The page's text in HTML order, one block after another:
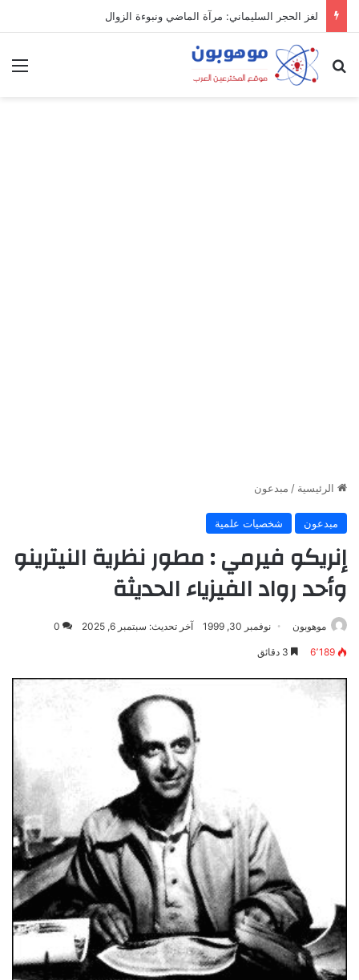
لغز الحجر السليماني: مرآة الماضي ونبوءة الزوال
بحث عن
الرئيسية / مبدعون
مبدعون شخصيات علمية
إنريكو فيرمي : مطور نظرية النيترينو
وأحد رواد الفيزياء الحديثة
موهوبون نوفمبر 30, 1999 آخر تحديث: سبتمبر 6, 2025 0
6٬189